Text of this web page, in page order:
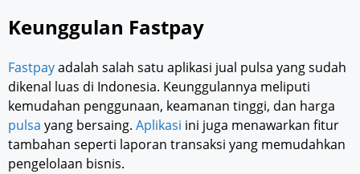
Keunggulan Fastpay
Fastpayadalah salah satu aplikasi jual pulsa yang sudah
dikenal luas di Indonesia. Keunggulannya meliputi
kemudahan penggunaan, keamanan tinggi, dan harga
pulsa yang bersaing. Aplikasi ini juga menawarkan fitur
tambahan seperti laporan transaksi yang memudahkan
pengelolaan bisnis.